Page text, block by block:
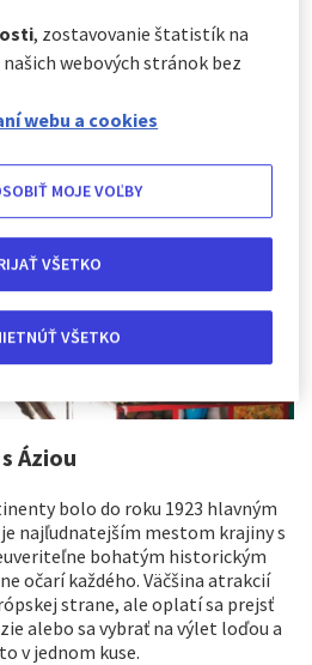
rozdeľuje Európu a Áziu,
pre každého.
Áziou
bolo do roku 1923 hlavným
najľudnatejším mestom krajiny s
bohatým historickým
očarí každého. Väčšina atrakcií
strane, ale oplatí sa prejsť
alebo sa vybrať na výlet loďou a
v jednom kuse.
, zostavovanie štatistík na
webových stránok bez
webu a cookies
MOJE VOĽBY
VŠETKO
VŠETKO